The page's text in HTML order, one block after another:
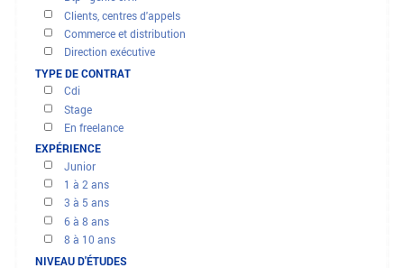
FILTRER LES RÉSULTATS
PAR RÉGION
Cantabria
Castile La Mancha
Castile and Leon
City of Ceuta
City of Melilla
Community of Navarre
Madrid Region
PAR CATÉGORIE